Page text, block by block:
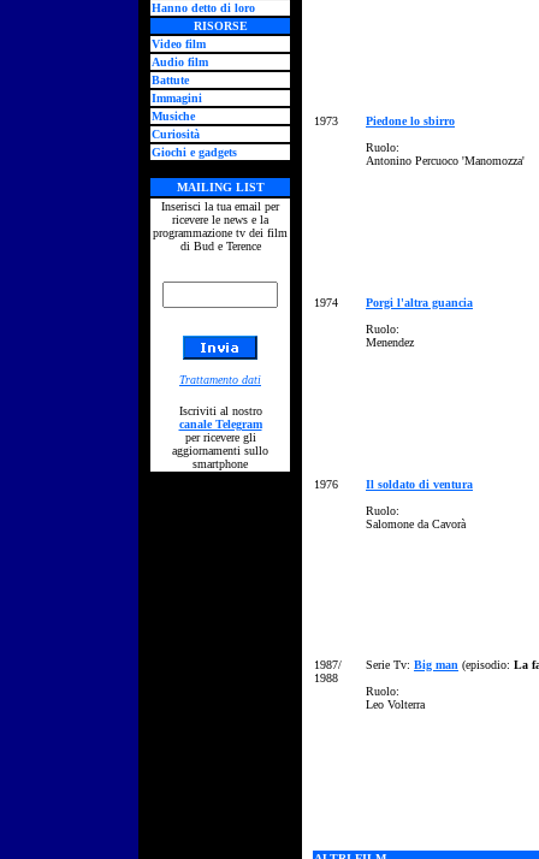
Hanno detto di loro
RISORSE
Video film
Audio film
Battute
Immagini
Musiche
Curiosità
Giochi e gadgets
MAILING LIST
Inserisci la tua email per
ricevere le news e la
programmazione tv dei film
di Bud e Terence
Trattamento dati
Iscriviti al nostro
canale Telegram
per ricevere gli
aggiornamenti sullo
smartphone
1973
Piedone lo sbirro
Ruolo:
Antonino Percuoco 'Manomozza'
1974
Porgi l'altra guancia
Ruolo:
Menendez
1976
Il soldato di ventura
Ruolo:
Salomone da Cavorà
1987/
1988
Serie Tv: Big man (episodio: La
Ruolo:
Leo Volterra